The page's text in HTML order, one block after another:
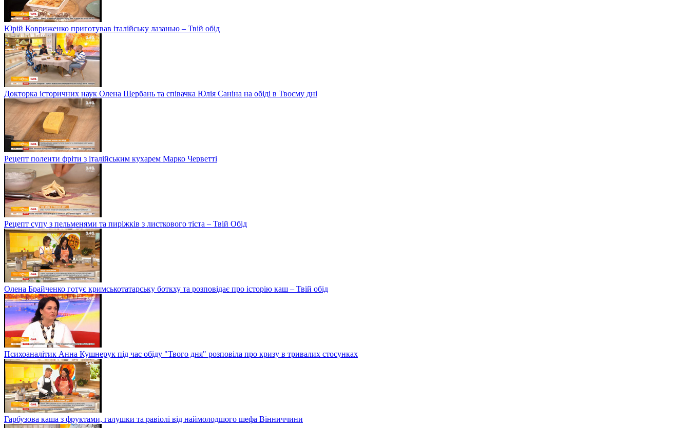
Юрій Ковриженко приготував італійську лазанью – Твій обід
Докторка історичних наук Олена Щербань та співачка Юлія Саніна на обіді в Твоєму дні
Рецепт поленти фріти з італійським кухарем Марко Черветті
Рецепт супу з пельменями та пиріжків з листкового тіста – Твій Обід
Олена Брайченко готує кримськотатарську боткху та розповідає про історію каш – Твій обід
Психоаналітик Анна Кушнерук під час обіду "Твого дня" розповіла про кризу в тривалих стосунках
Гарбузова каша з фруктами, галушки та равіолі від наймолодшого шефа Вінниччини